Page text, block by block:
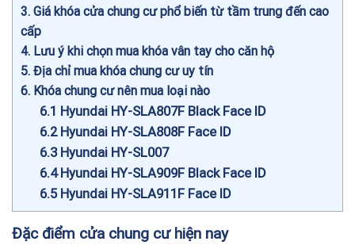
3 Giá khóa cửa chung cư phổ biến từ tầm trung đến cao
cấp
4 Lưu ý khi chọn mua khóa vân tay cho căn hộ
5 Địa chỉ mua khóa chung cư uy tín
6 Khóa chung cư nên mua loại nào
6.1 Hyundai HY-SLA807F Black Face ID
6.2Hyundai HY-SLA808F Face ID
6.3Hyundai HY-SL007
6.4Hyundai HY-SLA909F Black Face ID
6.5Hyundai HY-SLA911F Face ID
Đặc điểm cửa chung cư hiện nay